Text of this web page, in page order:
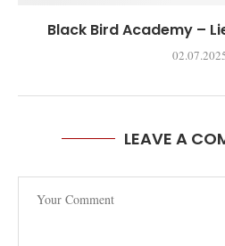
Black Bird Academy –
LEAVE A